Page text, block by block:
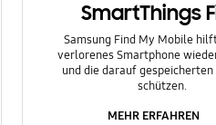
SmartThings
Samsung Find My Mobile
verlorenes Smartphone
und die darauf
schützen.
MEHR ERFAHREN